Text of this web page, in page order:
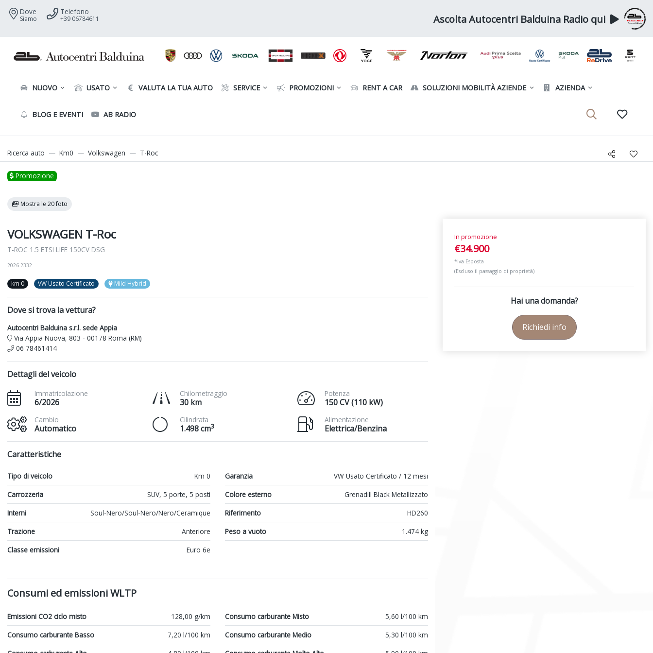
Dove
Siamo
Telefono
+39 06784611 Ascolta Autocentri Balduina Radio qui
NUOVO USATO VALUTA LA TUA AUTO SERVICE PROMOZIONI RENT A CAR SOLUZIONI MOBILITÀ AZIENDE AZIENDA
BLOG E EVENTI AB RADIO
Ricerca auto Km0 Volkswagen T-Roc
Promozione
Mostra le 20 foto
VOLKSWAGEN T-Roc
T-ROC 1.5 ETSI LIFE 150CV DSG
2026-2332
km 0 VW Usato Certificato Mild Hybrid
Dove si trova la vettura?
Autocentri Balduina s.r.l. sede Appia
Via Appia Nuova, 803 - 00178 Roma (RM)
06 78461414
Dettagli del veicolo
Immatricolazione
6/2026
Chilometraggio
30 km
Potenza
150 CV (110 kW)
Cambio
Automatico
Cilindrata
1.498 cm3
Alimentazione
Elettrica/Benzina
Caratteristiche
Tipo di veicolo Km 0 Garanzia
VW Usato Certificato / 12 mesi
Carrozzeria
SUV, 5 porte, 5 posti Colore esterno
Grenadill Black Metallizzato
Interni
Soul-Nero/Soul-Nero/Nero/Ceramique Riferimento
HD260
Trazione
Anteriore Peso a vuoto
1.474 kg
Classe emissioni
Euro 6e
Consumi ed emissioni WLTP
Emissioni CO2 ciclo misto 128,00 g/km Consumo carburante Misto
5,60 l/100 km
Consumo carburante Basso
7,20 l/100 km Consumo carburante Medio
5,30 l/100 km
In promozione
€34.900
*Iva Esposta
(Escluso il passaggio di proprietà)
Hai una domanda?
Richiedi info